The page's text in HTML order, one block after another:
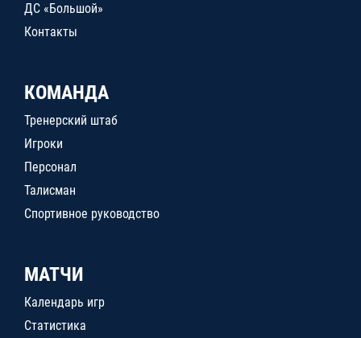
ДС «Большой»
Контакты
КОМАНДА
Тренерский штаб
Игроки
Персонал
Талисман
Спортивное руководство
МАТЧИ
Календарь игр
Статистика